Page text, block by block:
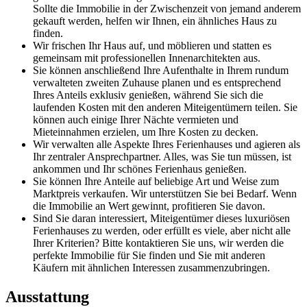
Sollte die Immobilie in der Zwischenzeit von jemand anderem
gekauft werden, helfen wir Ihnen, ein ähnliches Haus zu
finden.
Wir frischen Ihr Haus auf, und möblieren und statten es
gemeinsam mit professionellen Innenarchitekten aus.
Sie können anschließend Ihre Aufenthalte in Ihrem rundum
verwalteten zweiten Zuhause planen und es entsprechend
Ihres Anteils exklusiv genießen, während Sie sich die
laufenden Kosten mit den anderen Miteigentümern teilen. Sie
können auch einige Ihrer Nächte vermieten und
Mieteinnahmen erzielen, um Ihre Kosten zu decken.
Wir verwalten alle Aspekte Ihres Ferienhauses und agieren als
Ihr zentraler Ansprechpartner. Alles, was Sie tun müssen, ist
ankommen und Ihr schönes Ferienhaus genießen.
Sie können Ihre Anteile auf beliebige Art und Weise zum
Marktpreis verkaufen. Wir unterstützen Sie bei Bedarf. Wenn
die Immobilie an Wert gewinnt, profitieren Sie davon.
Sind Sie daran interessiert, Miteigentümer dieses luxuriösen
Ferienhauses zu werden, oder erfüllt es viele, aber nicht alle
Ihrer Kriterien? Bitte kontaktieren Sie uns, wir werden die
perfekte Immobilie für Sie finden und Sie mit anderen
Käufern mit ähnlichen Interessen zusammenzubringen.
Ausstattung